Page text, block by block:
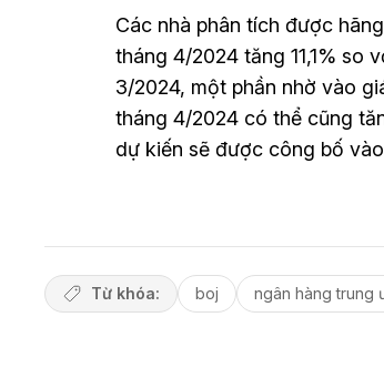
Các nhà phân tích được
tháng 4/2024 tăng 11,1% so
3/2024, một phần nhờ vào
tháng 4/2024 có thể cũng
dự kiến sẽ được công bố
Từ khóa: boj ngân hàng trung